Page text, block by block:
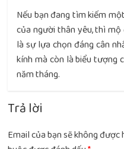
Nếu bạn đang tìm kiếm
của người thân yêu, thì
là sự lựa chọn đáng cân
kính mà còn là biểu tượng
năm tháng.
Trả lời
Email của bạn sẽ không được